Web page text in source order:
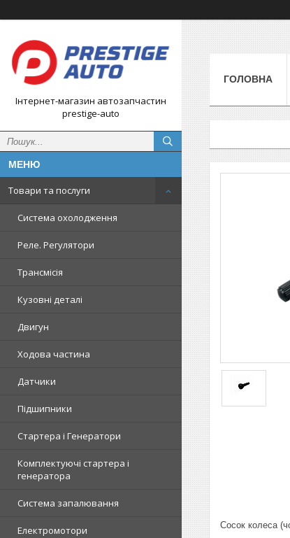
Інтернет-магазин автозапчастин
prestige-auto
Товари та послуги
Система охолодження
Реле. Регулятори
Трансмісія
Кузовні деталі
Двигун
Ходова частина
Датчики
Підшипники
Стартера і Генератори
Комплектуючі стартера і
генератора
Система запалювання
Електромотори
ГОЛОВНА
Сосок колеса